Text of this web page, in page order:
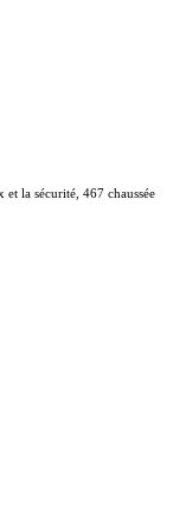
la sécurité, 467 chaussée